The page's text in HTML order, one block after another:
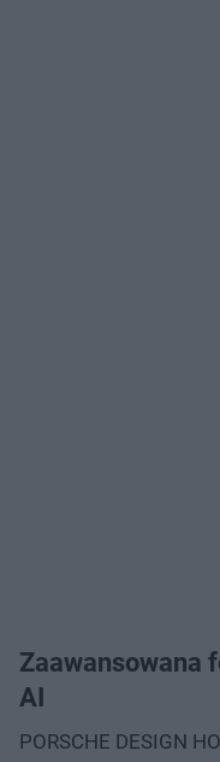
Zaawansowana
AI
PORSCHE DESIGN